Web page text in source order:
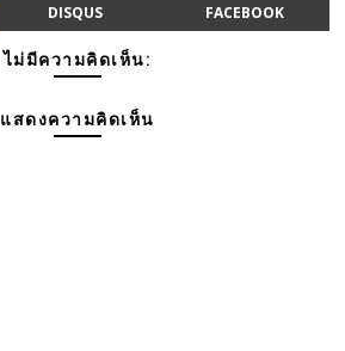
DISQUS FACEBOOK
ไม่มีความคิดเห็น:
แสดงความคิดเห็น